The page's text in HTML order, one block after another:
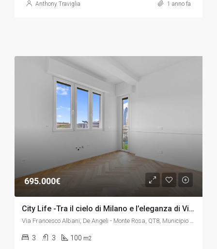
Anthony Traviglia 1 anno fa
695.000€
City Life -Tra il cielo di Milano e l’eleganza di Via Albani
Via Francesco Albani, De Angeli - Monte Rosa, QT8, Municipio 8 di Milano, Milano, Lombardia, 20148, Italia
3 3 100 m2